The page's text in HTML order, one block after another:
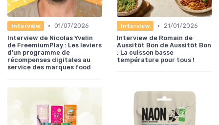
Interview • 01/07/2026
Interview de Nicolas Yvelin
de FreemiumPlay : Les leviers
d’un programme de
récompenses digitales au
service des marques food
Interview •
21/01/2026
Interview de Romain de
Aussitôt Bon de Aussitôt Bon
: La cuisson basse
température pour tous !